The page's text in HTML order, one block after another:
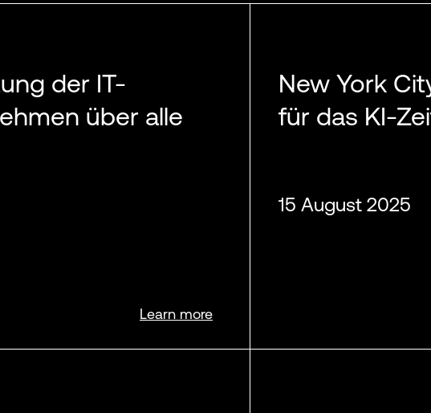
der IT-
über alle
Learn more
New York
für das KI-
15 August 2025